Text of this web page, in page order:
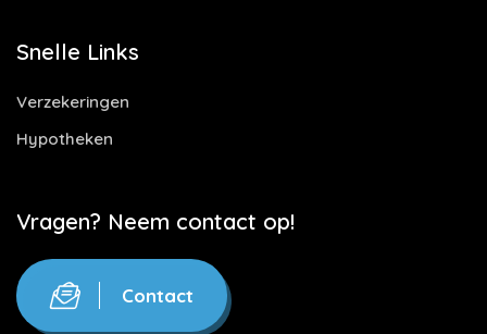
Snelle Links
Verzekeringen
Hypotheken
Vragen? Neem contact op!
Contact